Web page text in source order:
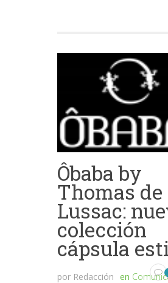
Ôbaba by
Thomas de
Lussac:
colección
cápsula
por Redacción en